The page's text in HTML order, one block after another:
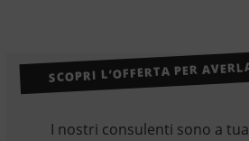
SCOPRI L’OFFERTA PER
I nostri consulenti sono a